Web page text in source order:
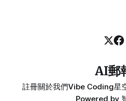
AI郵
註冊關於我們Vibe Coding星
Powered by